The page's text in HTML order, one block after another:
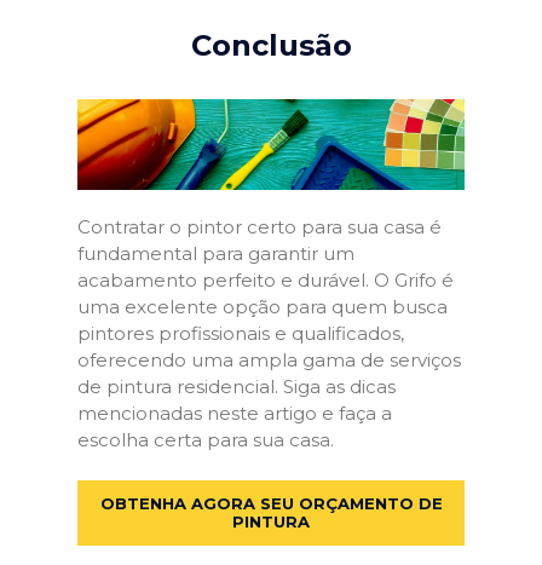
Conclusão
Contratar o pintor certo para sua casa é
fundamental para garantir um
acabamento perfeito e durável. O Grifo é
uma excelente opção para quem busca
pintores profissionais e qualificados,
oferecendo uma ampla gama de serviços
de pintura residencial. Siga as dicas
mencionadas neste artigo e faça a
escolha certa para sua casa.
OBTENHA AGORA SEU ORÇAMENTO DE
PINTURA